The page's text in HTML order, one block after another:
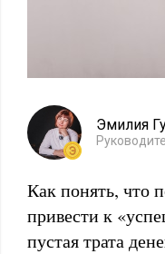
Эмилия
Как понять, что
привести к
пустая трата